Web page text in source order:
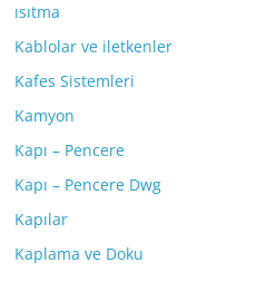
ısıtma
Kablolar ve iletkenler
Kafes Sistemleri
Kamyon
Kapı – Pencere
Kapı – Pencere Dwg
Kapılar
Kaplama ve Doku